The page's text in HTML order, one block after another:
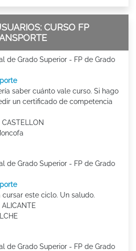
CURSO FP
de Grado Superior - FP de Grado
saber cuánto vale curso. Si hago
un certificado de competencia
CASTELLON
de Grado Superior - FP de Grado
cursar este ciclo. Un saludo.
ALICANTE
de Grado Superior - FP de Grado